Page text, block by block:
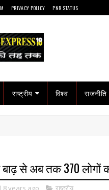
PRIVACY POLICY PNR STATUS
राष्ट्रीय विश्व राजनीति
से अब तक 370 लोगों
8 years ago राष्ट्रीय